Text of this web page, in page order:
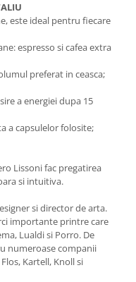
este ideal pentru fiecare
espresso si cafea extra
preferat in ceasca;
a energiei dupa 15
a capsulelor folosite;
Lissoni fac pregatirea
si intuitiva.
si director de arta.
importante printre care
Lualdi si Porro. De
numeroase companii
Kartell, Knoll si